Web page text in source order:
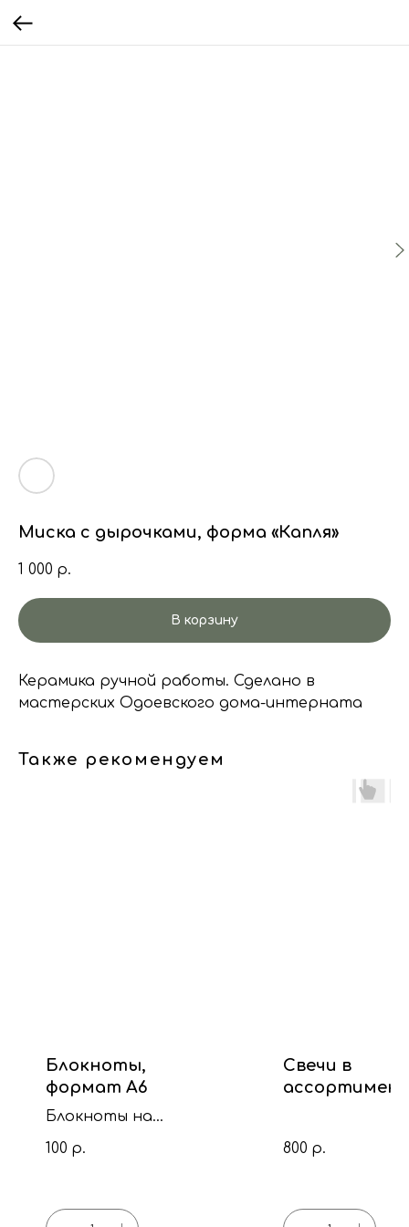
Миска с дырочками, форма «Капля»
1 000 р.
В корзину
Керамика ручной работы. Сделано в
мастерских Одоевского дома-интерната
Также рекомендуем
Блокноты,
формат А6
Блокноты на
пружинке
100 р.
Свечи в
800 р.